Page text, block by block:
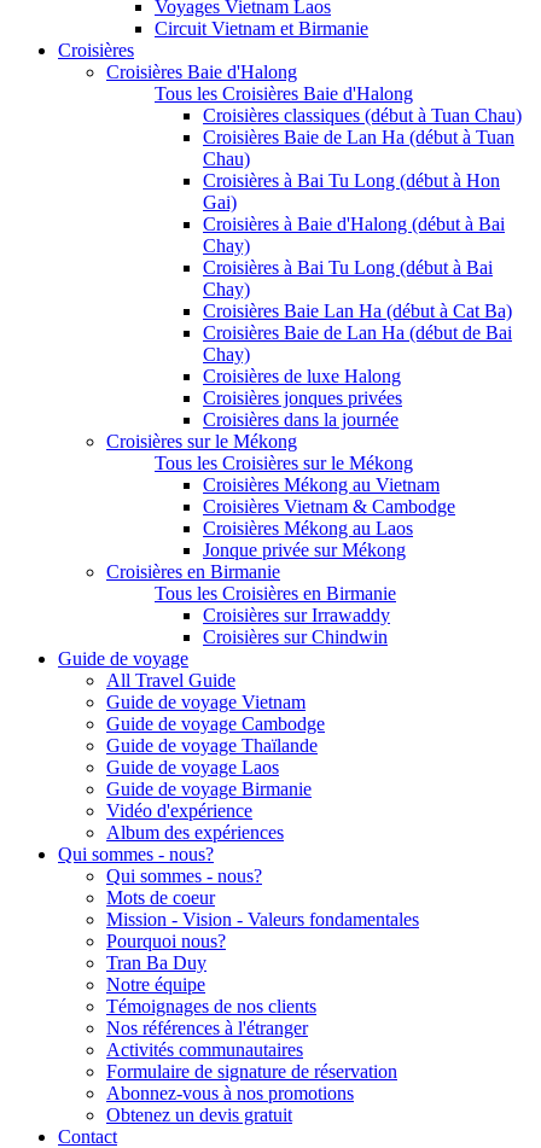
Voyages Vietnam Laos
Circuit Vietnam et Birmanie
Croisières
Croisières Baie d'Halong
Tous les Croisières Baie d'Halong
Croisières classiques (début à Tuan Chau)
Croisières Baie de Lan Ha (début à Tuan
Chau)
Croisières à Bai Tu Long (début à Hon
Gai)
Croisières à Baie d'Halong (début à Bai
Chay)
Croisières à Bai Tu Long (début à Bai
Chay)
Croisières Baie Lan Ha (début à Cat Ba)
Croisières Baie de Lan Ha (début de Bai
Chay)
Croisières de luxe Halong
Croisières jonques privées
Croisières dans la journée
Croisières sur le Mékong
Tous les Croisières sur le Mékong
Croisières Mékong au Vietnam
Croisières Vietnam & Cambodge
Croisières Mékong au Laos
Jonque privée sur Mékong
Croisières en Birmanie
Tous les Croisières en Birmanie
Croisières sur Irrawaddy
Croisières sur Chindwin
Guide de voyage
All Travel Guide
Guide de voyage Vietnam
Guide de voyage Cambodge
Guide de voyage Thaïlande
Guide de voyage Laos
Guide de voyage Birmanie
Vidéo d'expérience
Album des expériences
Qui sommes - nous?
Qui sommes - nous?
Mots de coeur
Mission - Vision - Valeurs fondamentales
Pourquoi nous?
Tran Ba Duy
Notre équipe
Témoignages de nos clients
Nos références à l'étranger
Activités communautaires
Formulaire de signature de réservation
Abonnez-vous à nos promotions
Obtenez un devis gratuit
Contact